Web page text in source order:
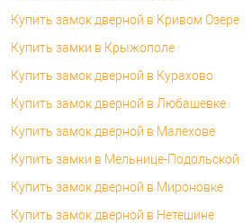
Купить замок дверной в Кривом Озере
Купить замки в Крыжополе
Купить замок дверной в Курахово
Купить замок дверной в Любашевке
Купить замок дверной в Малехове
Купить замки в Мельнице-Подольской
Купить замок дверной в Мироновке
Купить замок дверной в Нетешине